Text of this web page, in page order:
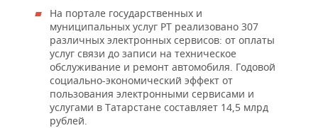
На портале государственных и
муниципальных услуг РТ реализовано 307
различных электронных сервисов: от оплаты
услуг связи до записи на техническое
обслуживание и ремонт автомобиля. Годовой
социально-экономический эффект от
пользования электронными сервисами и
услугами в Татарстане составляет 14,5 млрд
рублей.